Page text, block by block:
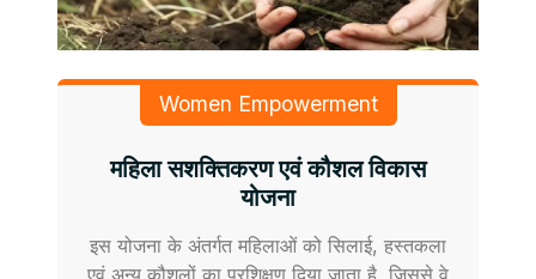
Women Empowerment
महिला सशक्तिकरण एवं कौशल विकास
योजना
इस योजना के अंतर्गत महिलाओं को सिलाई, हस्तकला
एवं अन्य कौशलों का प्रशिक्षण दिया जाता है, जिससे वे